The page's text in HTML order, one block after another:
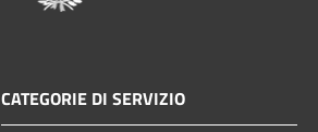
CATEGORIE DI SERVIZIO